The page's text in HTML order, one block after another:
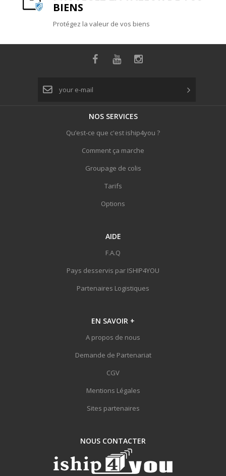
BIENS
Protégez la valeur de vos biens
NOS SERVICES
Qu’est-ce que c'est iship4you ?
Comment ça marche
Groupage de colis
Tarifs
Options
AIDE
F.A.Q
Pays desservis par ISHIP4YOU
Partenaires Logistiques
EN SAVOIR +
A propos de nous
Demande de Partenariat
CGV
Mentions Légales
Sites partenaires
NOUS CONTACTER